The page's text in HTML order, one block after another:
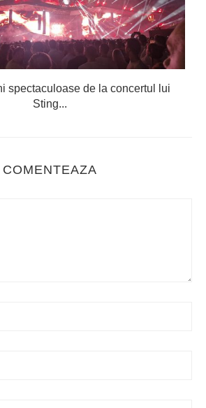
spectaculoase de la concertul lui
Sting...
COMENTEAZA